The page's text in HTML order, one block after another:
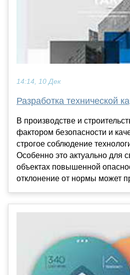
14:14, 10 Дек
Разработка технической
В производстве и
фактором безопасности и
строгое соблюдение
Особенно это актуально для
объектах повышенной
отклонение от нормы может